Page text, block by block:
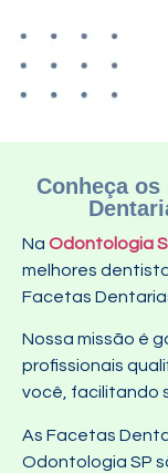
Conheça
Na Odontologia
melhores
Facetas
Nossa missão é
profissionais
você, facilitando
As Facetas
Odontologia SP